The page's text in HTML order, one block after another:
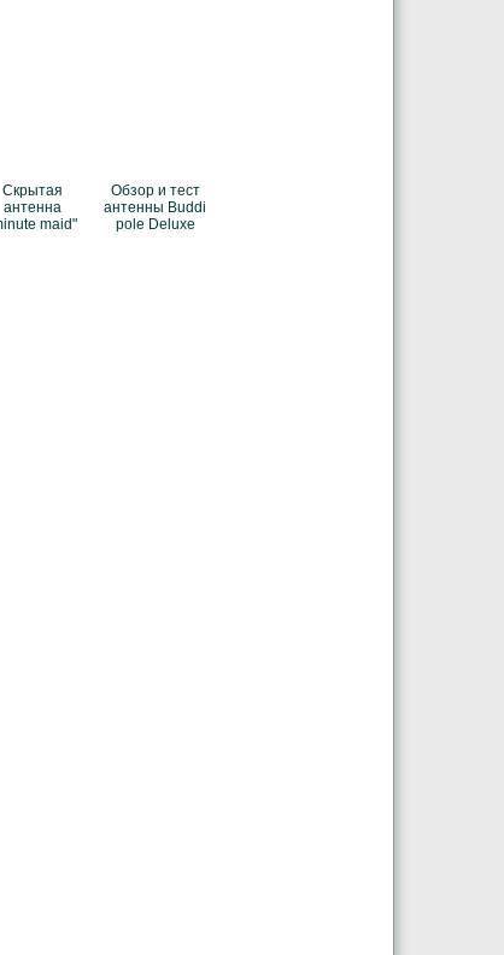
Скрытая
антенна
maid"
Обзор и тест
антенны Buddi
pole Deluxe